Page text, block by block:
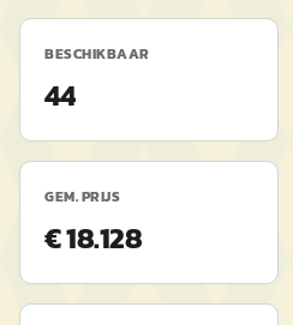
BESCHIKBAAR
44
GEM. PRIJS
€ 18.128